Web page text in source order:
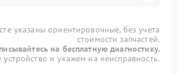
указаны ориентировочные, без учета
стоимости запчастей.
на бесплатную диагностику.
и укажем на неисправность.